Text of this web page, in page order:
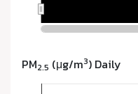
PM2.5 (μg/m3) Daily